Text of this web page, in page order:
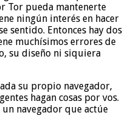
Tor pueda mantenerte
ningún interés en hacer
sentido. Entonces hay dos
muchísimos errores de
su diseño ni siquiera
su propio navegador,
hagan cosas por vos.
un navegador que actúe